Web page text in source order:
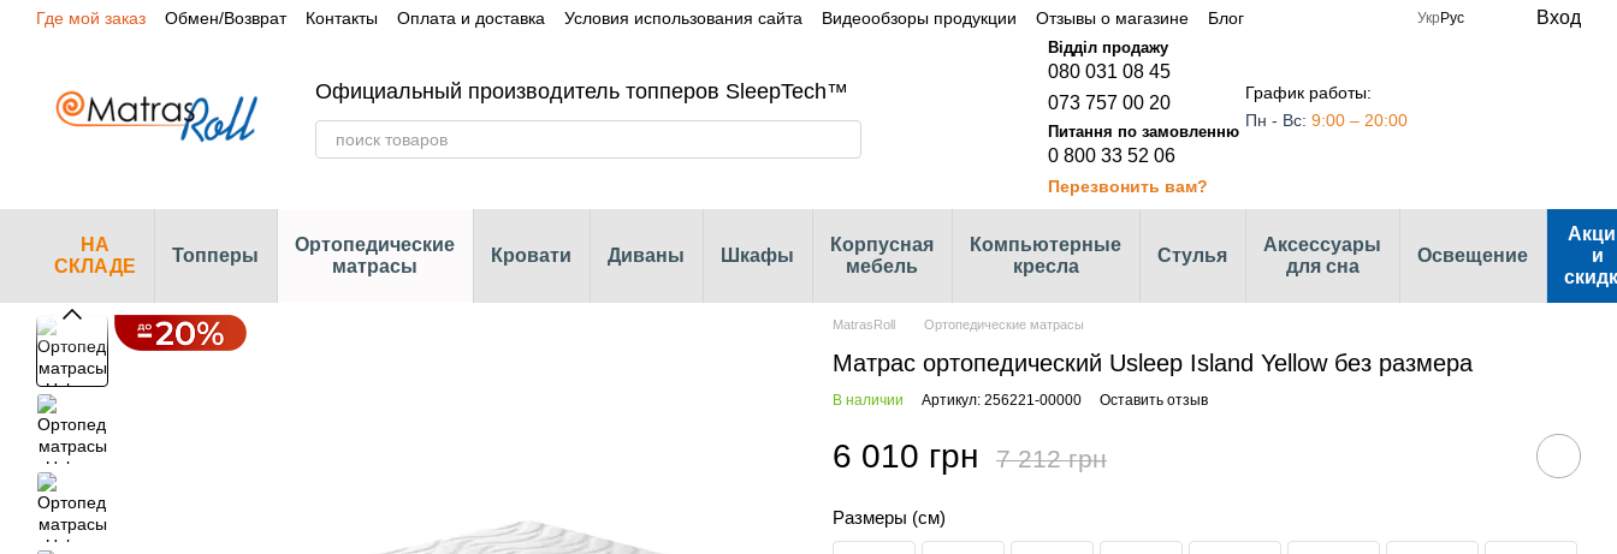
Перейти к основному контенту
Где мой заказ Обмен/Возврат Контакты Оплата и доставка Условия использования сайта Видеообзоры продукции Отзывы о магазине
Блог
Укр Рус Вход
Официальный производитель топперов SleepTech™
080 031 08 45
073 757 00 20
0 800 33 52 06
Перезвонить вам?
График работы:
Пн - Вс: 9:00 – 20:00
НА
СКЛАДЕ
Топперы
Ортопедические
матрасы
Кровати Диваны Шкафы
Корпусная
мебель
Компьютерные
кресла
Стулья
Аксессуары
для сна
Освещение
и
MatrasRoll Ортопедические матрасы
Матрас ортопедический Usleep Island Yellow без размера
В наличии Артикул: 256221-00000 Оставить отзыв
6 010 грн 7 212 грн
Размеры (см)